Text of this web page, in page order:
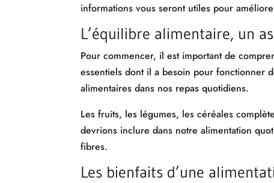
informations vous seront utiles pour
L’équilibre alimentaire, un
Pour commencer, il est important de
essentiels dont il a besoin pour fonctionner
alimentaires dans nos repas quotidiens.
Les fruits, les légumes, les céréales
devrions inclure dans notre alimentation
fibres.
Les bienfaits d’une